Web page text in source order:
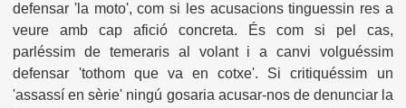
defensar 'la moto', com si les acusacions tinguessin res a
veure amb cap afició concreta. És com si pel cas,
parléssim de temeraris al volant i a canvi volguéssim
defensar 'tothom que va en cotxe'. Si critiquéssim un
'assassí en sèrie' ningú gosaria acusar-nos de denunciar la